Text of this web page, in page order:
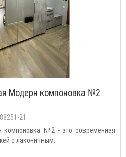
Модерн компоновка №2
88251-21
компоновка №2 - это современная
с лаконичным..